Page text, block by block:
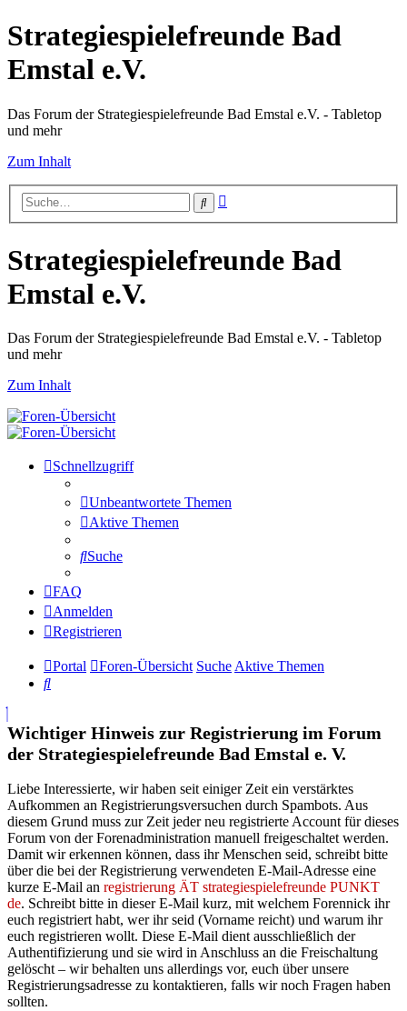
Strategiespielefreunde Bad
Emstal e.V.
Das Forum der Strategiespielefreunde Bad Emstal e.V. - Tabletop
und mehr
Zum Inhalt
Suche
Strategiespielefreunde Bad
Emstal e.V.
Das Forum der Strategiespielefreunde Bad Emstal e.V. - Tabletop
und mehr
Zum Inhalt
Schnellzugriff
Unbeantwortete Themen
Aktive Themen
Suche
FAQ
Anmelden
Registrieren
Portal Foren-Übersicht Suche Aktive Themen
Suche
Wichtiger Hinweis zur Registrierung im Forum
der Strategiespielefreunde Bad Emstal e. V.
Liebe Interessierte, wir haben seit einiger Zeit ein verstärktes
Aufkommen an Registrierungsversuchen durch Spambots. Aus
diesem Grund muss zur Zeit jeder neu registrierte Account für dieses
Forum von der Forenadministration manuell freigeschaltet werden.
Damit wir erkennen können, dass ihr Menschen seid, schreibt bitte
über die bei der Registrierung verwendeten E-Mail-Adresse eine
kurze E-Mail an registrierung ÄT strategiespielefreunde PUNKT
de. Schreibt bitte in dieser E-Mail kurz, mit welchem Forennick ihr
euch registriert habt, wer ihr seid (Vorname reicht) und warum ihr
euch registrieren wollt. Diese E-Mail dient ausschließlich der
Authentifizierung und sie wird in Anschluss an die Freischaltung
gelöscht – wir behalten uns allerdings vor, euch über unsere
Registrierungsadresse zu kontaktieren, falls wir noch Fragen haben
sollten.